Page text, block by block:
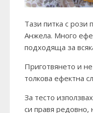
Тази питка с рози
Анжела. Много
подходяща за
Приготвянето и
толкова ефектна
За тесто
си правя редовно,